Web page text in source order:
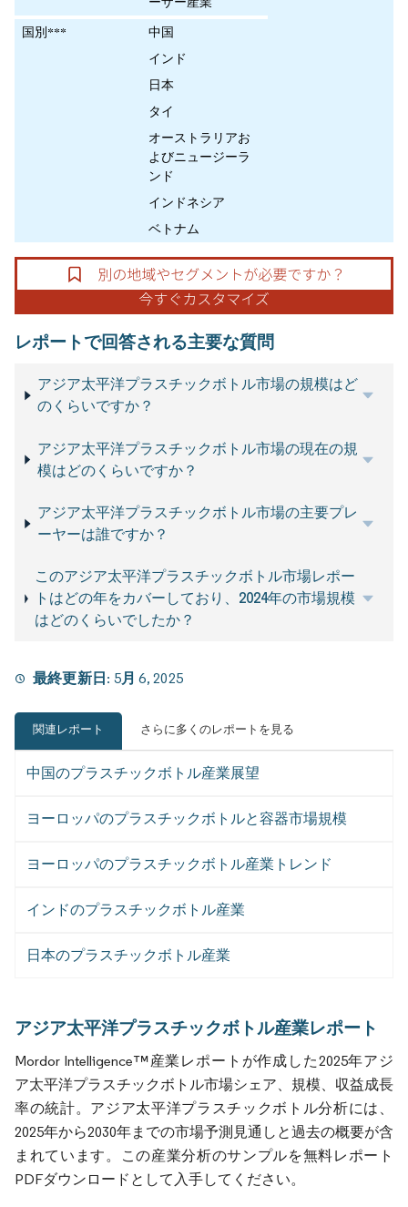
国別***
中国
インド
日本
タイ
オーストラリアお
よびニュージーラ
ンド
インドネシア
ベトナム
レポートで回答される主要な質問
アジア太平洋プラスチックボトル市場の規模はど
のくらいですか？
アジア太平洋プラスチックボトル市場の現在の規
模はどのくらいですか？
アジア太平洋プラスチックボトル市場の主要プレ
ーヤーは誰ですか？
このアジア太平洋プラスチックボトル市場レポー
トはどの年をカバーしており、2024年の市場規模
はどのくらいでしたか？
最終更新日: 5月 6, 2025
関連レポート さらに多くのレポートを見る
中国のプラスチックボトル産業展望
ヨーロッパのプラスチックボトルと容器市場規模
ヨーロッパのプラスチックボトル産業トレンド
インドのプラスチックボトル産業
日本のプラスチックボトル産業
アジア太平洋プラスチックボトル産業レポート
Mordor Intelligence™産業レポートが作成した2025年アジ
ア太平洋プラスチックボトル市場シェア、規模、収益成長
率の統計。アジア太平洋プラスチックボトル分析には、
2025年から2030年までの市場予測見通しと過去の概要が含
まれています。この産業分析のサンプルを無料レポート
PDFダウンロードとして入手してください。